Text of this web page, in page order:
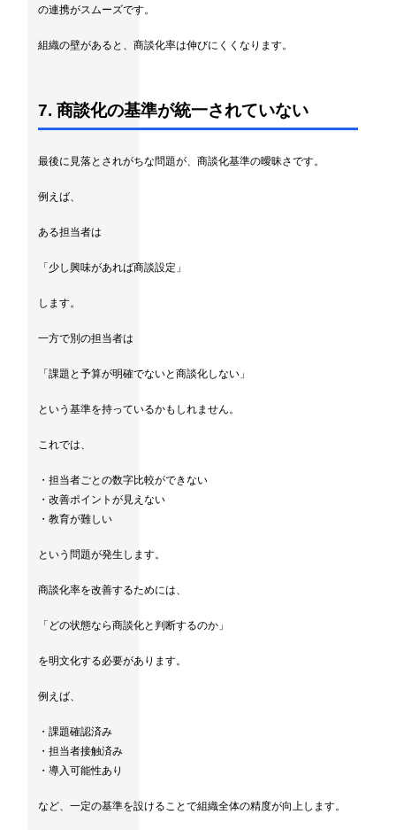
の連携がスムーズです。
組織の壁があると、商談化率は伸びにくくなります。
7. 商談化の基準が統一されていない
最後に見落とされがちな問題が、商談化基準の曖昧さです。
例えば、
ある担当者は
「少し興味があれば商談設定」
します。
一方で別の担当者は
「課題と予算が明確でないと商談化しない」
という基準を持っているかもしれません。
これでは、
・担当者ごとの数字比較ができない
・改善ポイントが見えない
・教育が難しい
という問題が発生します。
商談化率を改善するためには、
「どの状態なら商談化と判断するのか」
を明文化する必要があります。
例えば、
・課題確認済み
・担当者接触済み
・導入可能性あり
など、一定の基準を設けることで組織全体の精度が向上します。